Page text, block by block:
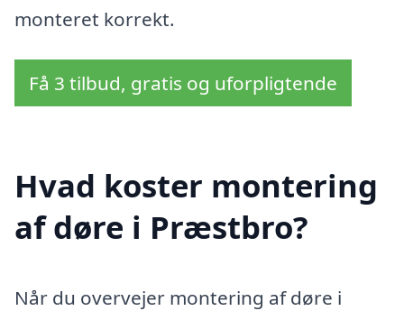
monteret korrekt.
Få 3 tilbud, gratis og uforpligtende
Hvad koster montering
af døre i Præstbro?
Når du overvejer montering af døre i